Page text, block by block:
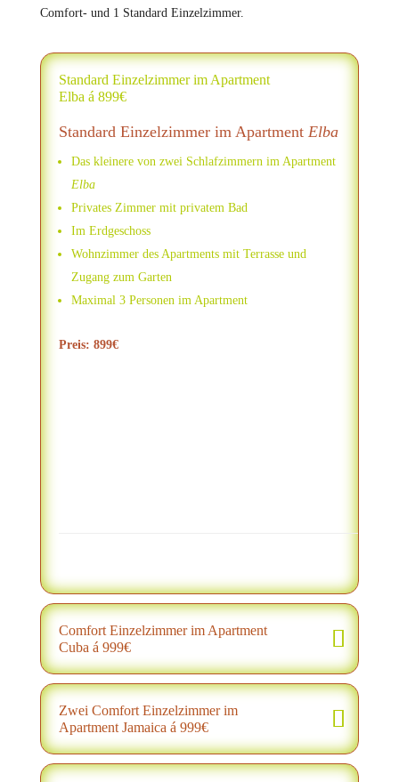
Comfort- und 1 Standard Einzelzimmer.
Standard Einzelzimmer im Apartment
Elba á 899€
Standard Einzelzimmer im Apartment Elba
Das kleinere von zwei Schlafzimmern im Apartment
Elba
Privates Zimmer mit privatem Bad
Im Erdgeschoss
Wohnzimmer des Apartments mit Terrasse und
Zugang zum Garten
Maximal 3 Personen im Apartment
Preis: 899€
Comfort Einzelzimmer im Apartment
Cuba á 999€
Zwei Comfort Einzelzimmer im
Apartment Jamaica á 999€